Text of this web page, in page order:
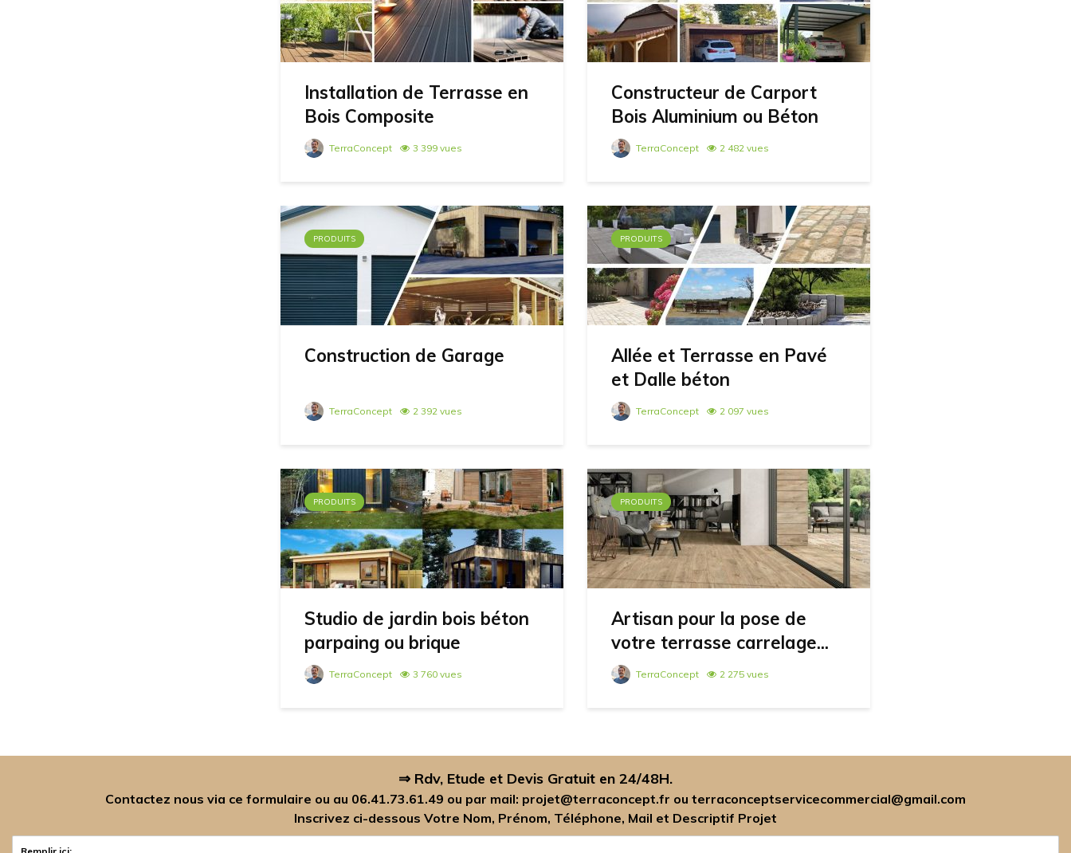
Installation de Terrasse en
Bois Composite
TerraConcept 3 399 vues
Constructeur de Carport
Bois Aluminium ou Béton
TerraConcept 2 482 vues
PRODUITS
Construction de Garage
TerraConcept 2 392 vues
PRODUITS
Allée et Terrasse en Pavé
et Dalle béton
TerraConcept 2 097 vues
PRODUITS
Studio de jardin bois béton
parpaing ou brique
TerraConcept 3 760 vues
PRODUITS
Artisan pour la pose de
votre terrasse carrelage...
TerraConcept 2 275 vues
⇒ Rdv, Etude et Devis Gratuit en 24/48H.
Contactez nous via ce formulaire ou au 06.41.73.61.49 ou par mail: projet@terraconcept.fr ou terraconceptservicecommercial@gmail.com
Inscrivez ci-dessous Votre Nom, Prénom, Téléphone, Mail et Descriptif Projet